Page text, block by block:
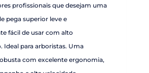
profissionais que desejam uma
pega superior leve e
fácil de usar com alto
Ideal para arboristas. Uma
com excelente ergonomia,